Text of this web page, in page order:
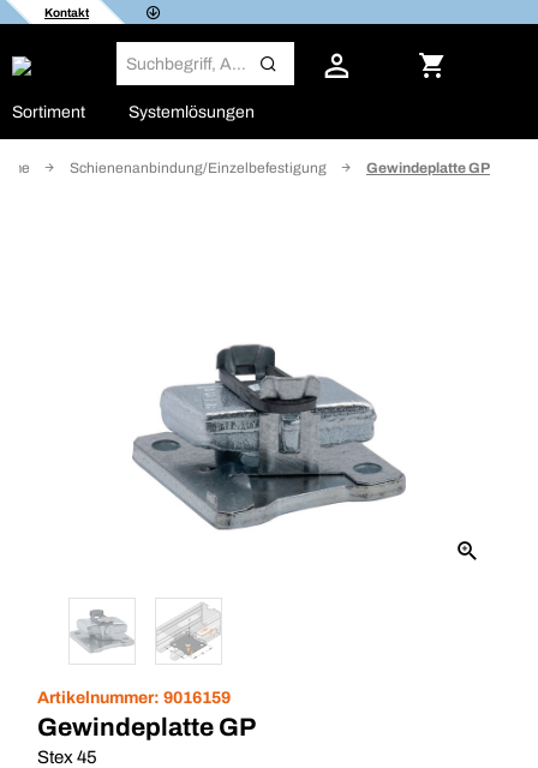
Kontakt
Sortiment Systemlösungen
Schienenanbindung/Einzelbefestigung Gewindeplatte GP
Artikelnummer: 9016159
Gewindeplatte GP
Stex 45